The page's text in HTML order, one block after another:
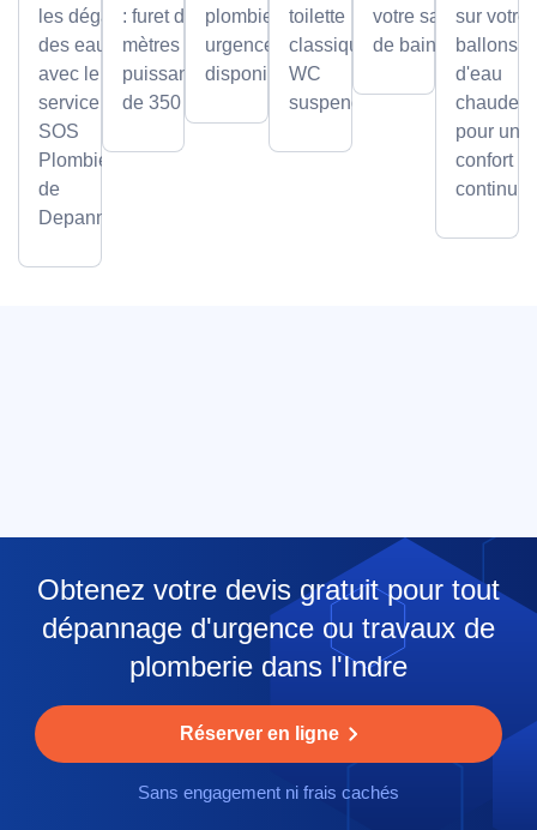
les dégâts
des eaux
avec le
service
SOS
Plombier
de
Depanneo
: furet de 100
mètres et
puissance
de 350 bars.
plombier en
urgence
disponible.
toilette
classique ou
WC
suspendu.
votre salle
de bain.
sur votre
ballons
d'eau
chaude,
pour un
confort
continu.
Obtenez votre devis gratuit pour tout
dépannage d'urgence ou travaux de
plomberie dans l'Indre
Réserver en ligne
Sans engagement ni frais cachés